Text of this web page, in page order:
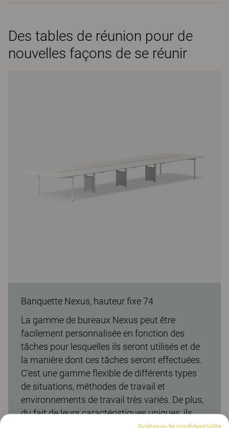
Des tables de réunion pour de
nouvelles façons de se réunir
Banquette Nexus, hauteur fixe 74
La gamme de bureaux Nexus peut être
facilement personnalisée en fonction des
tâches pour lesquelles ils seront utilisés et de
la manière dont ces tâches seront effectuées.
C'est une gamme flexible de différents types
de situations, méthodes de travail et
environnements de travail très variés. De plus,
du fait de leurs caractéristiques uniques, ils